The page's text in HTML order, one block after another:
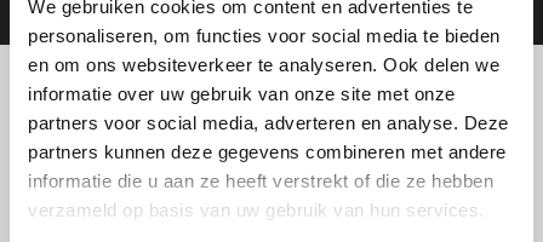
We gebruiken cookies om content en advertenties te
personaliseren, om functies voor social media te bieden
en om ons websiteverkeer te analyseren. Ook delen we
informatie over uw gebruik van onze site met onze
partners voor social media, adverteren en analyse. Deze
partners kunnen deze gegevens combineren met andere
informatie die u aan ze heeft verstrekt of die ze hebben
verzameld op basis van uw gebruik van hun services.